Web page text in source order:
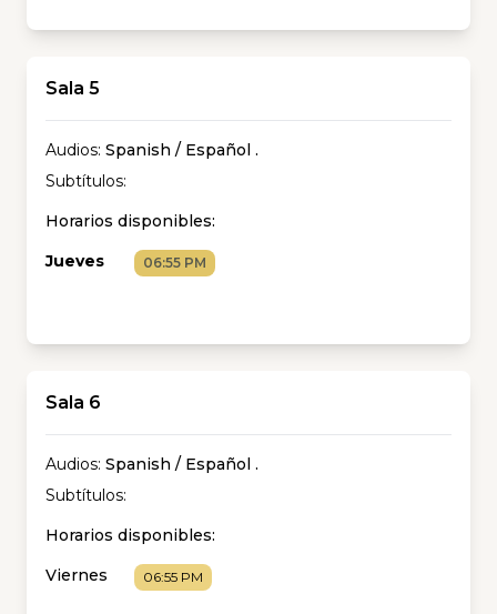
Sala 5
Audios: Spanish / Español .
Subtítulos:
Horarios disponibles:
Jueves
06:55 PM
Sala 6
Audios: Spanish / Español .
Subtítulos:
Horarios disponibles:
Viernes
06:55 PM